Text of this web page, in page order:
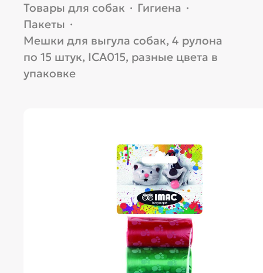
Товары для собак · Гигиена ·
Пакеты ·
Мешки для выгула собак, 4 рулона
по 15 штук, ICA015, разные цвета в
упаковке